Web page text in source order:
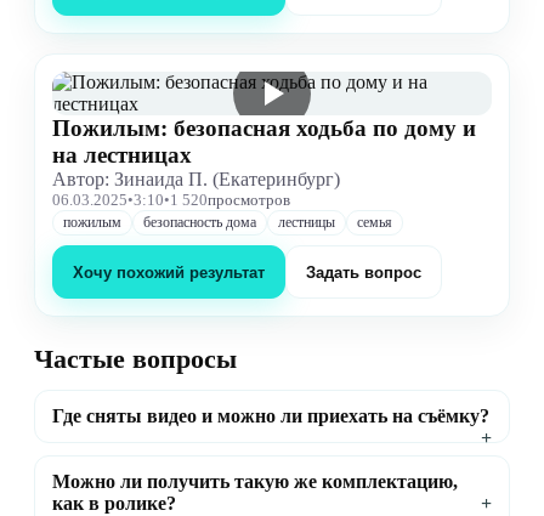
Пожилым: безопасная ходьба по дому и
на лестницах
Автор: Зинаида П. (Екатеринбург)
06.03.2025•3:10•1 520просмотров
пожилым безопасность дома лестницы семья
Хочу похожий результат Задать вопрос
Частые вопросы
Где сняты видео и можно ли приехать на съёмку?
Можно ли получить такую же комплектацию,
как в ролике?